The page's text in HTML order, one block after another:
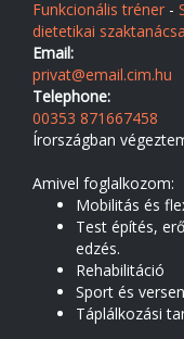
Funkcionális tréner -
dietetikai
Email:
privat@email.cim.hu
Telephone:
00353 871667458
Írországban
Amivel foglalkozom:
Mobilitás és
Test építés,
edzés.
Rehabilitáció
Sport és
Táplálkozási